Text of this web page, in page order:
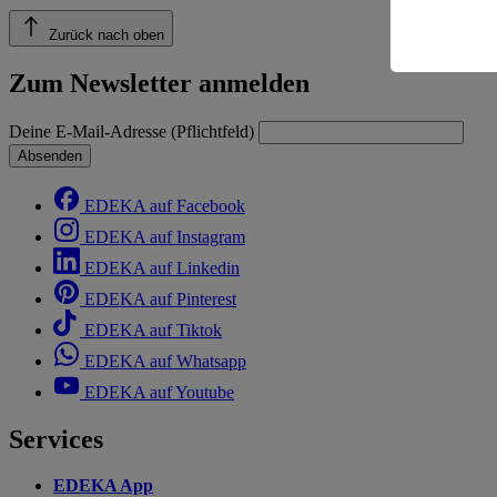
Zurück nach oben
Zum Newsletter anmelden
Deine E-Mail-Adresse (Pflichtfeld)
Absenden
EDEKA auf Facebook
EDEKA auf Instagram
EDEKA auf Linkedin
EDEKA auf Pinterest
EDEKA auf Tiktok
EDEKA auf Whatsapp
EDEKA auf Youtube
Services
EDEKA App